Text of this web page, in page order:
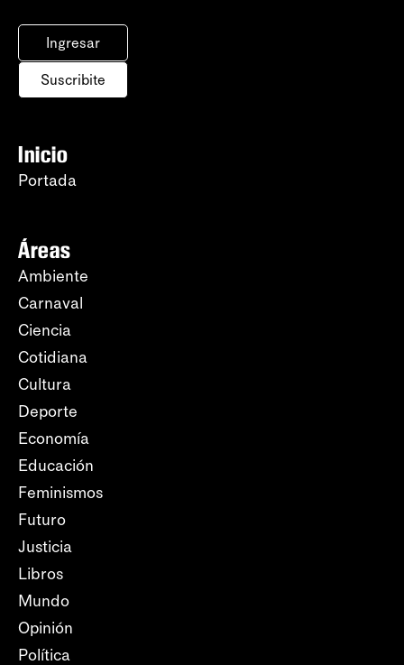
Ingresar
Suscribite
Inicio
Portada
Áreas
Ambiente
Carnaval
Ciencia
Cotidiana
Cultura
Deporte
Economía
Educación
Feminismos
Futuro
Justicia
Libros
Mundo
Opinión
Política